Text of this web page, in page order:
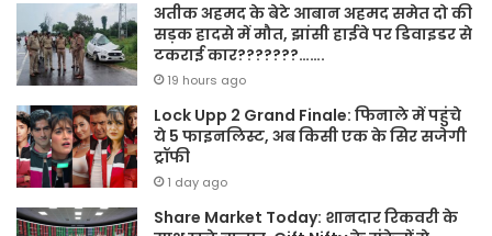
अतीक अहमद के बेटे आबान अहमद समेत दो की
सड़क हादसे में मौत, झांसी हाईवे पर डिवाइडर से
टकराई कार???????…….
19 hours ago
Lock Upp 2 Grand Finale: फिनाले में पहुंचे
ये 5 फाइनलिस्ट, अब किसी एक के सिर सजेगी
ट्रॉफी
1 day ago
Share Market Today: शानदार रिकवरी के